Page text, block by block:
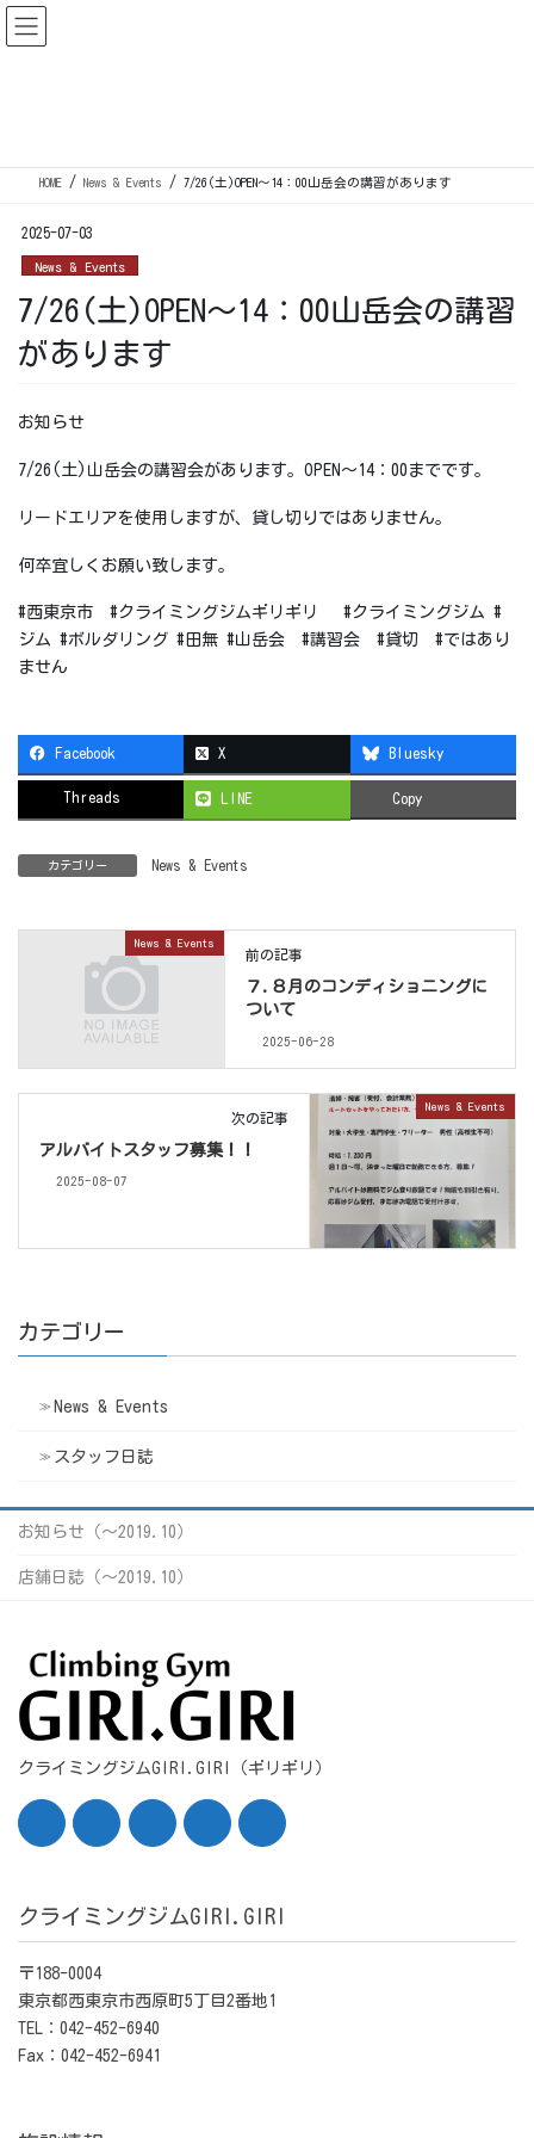
コ
ン
ナ
ビ
HOME News & Events 7/26(土)OPEN～14：00山岳会の講習があります
2025-07-03
News & Events
7/26(土)OPEN～14：00山岳会の講習
があります
お知らせ
7/26(土)山岳会の講習会があります。OPEN～14：00までです。
リードエリアを使用しますが、貸し切りではありません。
何卒宜しくお願い致します。
#西東京市 #クライミングジムギリギリ #クライミングジム #
ジム #ボルダリング #田無 #山岳会 #講習会 #貸切 #ではあり
ません
Facebook X Bluesky
Threads LINE Copy
カテゴリー News & Events
News & Events
前の記事
７.８月のコンディショニングに
ついて
2025-06-28
News & Events
次の記事
アルバイトスタッフ募集！！
2025-08-07
カテゴリー
News & Events
スタッフ日誌
お知らせ（〜2019.10）
店舗日誌（〜2019.10）
クライミングジムGIRI.GIRI（ギリギリ）
クライミングジムGIRI.GIRI
〒188-0004
東京都西東京市西原町5丁目2番地1
TEL：042-452-6940
Fax：042-452-6941